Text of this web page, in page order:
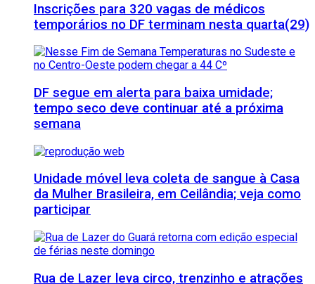
Inscrições para 320 vagas de médicos
temporários no DF terminam nesta quarta(29)
DF segue em alerta para baixa umidade;
tempo seco deve continuar até a próxima
semana
Unidade móvel leva coleta de sangue à Casa
da Mulher Brasileira, em Ceilândia; veja como
participar
Rua de Lazer leva circo, trenzinho e atrações